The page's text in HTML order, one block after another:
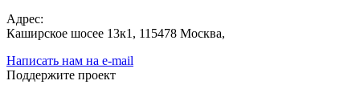
Адрес:
Каширское шосее 13к1, 115478 Москва,
Написать нам на e-mail
Поддержите проект